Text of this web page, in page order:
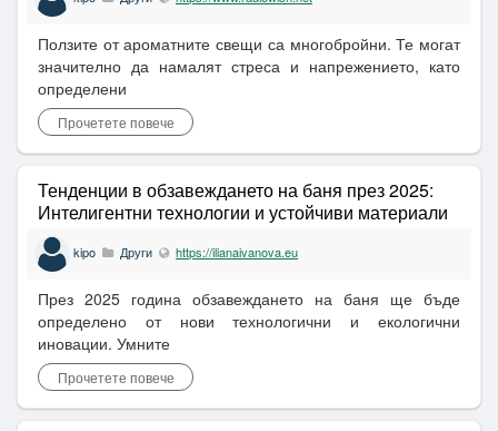
Ползите от ароматните свещи са многобройни. Те могат
значително да намалят стреса и напрежението, като
определени
Прочетете повече
Тенденции в обзавеждането на баня през 2025:
Интелигентни технологии и устойчиви материали
kipo Други https://ilianaivanova.eu
През 2025 година обзавеждането на баня ще бъде
определено от нови технологични и екологични
иновации. Умните
Прочетете повече